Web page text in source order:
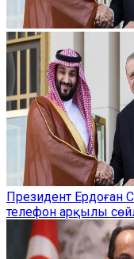
Президент Ердоған
телефон арқылы